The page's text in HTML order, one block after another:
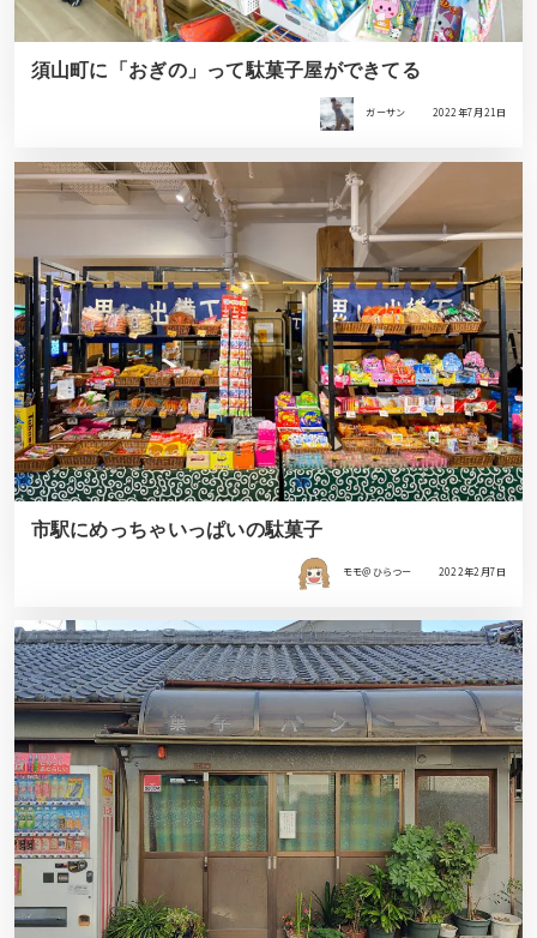
須山町に「おぎの」って駄菓子屋ができてる
ガーサン 2022年7月21日
市駅にめっちゃいっぱいの駄菓子
モモ＠ひらつー 2022年2月7日